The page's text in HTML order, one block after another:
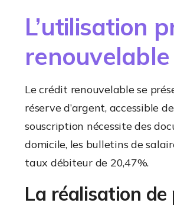
L’utilisation
renouvelable
Le crédit renouvelable se
réserve d’argent, accessible
souscription nécessite des
domicile, les bulletins de
taux débiteur de 20,47%.
La réalisation